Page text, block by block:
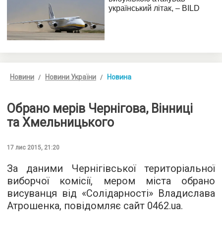
Новини Новини України Новина
Обрано мерів Чернігова, Вінниці
та Хмельницького
17 лис 2015, 21:20
За даними Чернігівської територіальної
виборчої комісії, мером міста обрано
висуванця від «Солідарності» Владислава
Атрошенка, повідомляє сайт 0462.ua.